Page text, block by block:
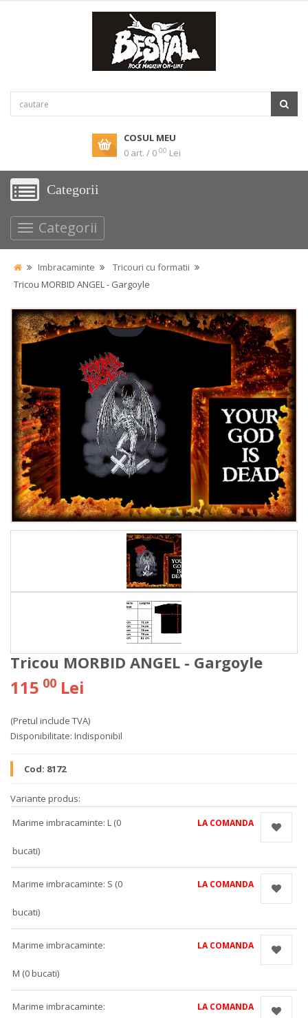
COSUL MEU
0 art. / 0 00 Lei
Categorii
Categorii
Imbracaminte
Tricouri cu formatii
Tricou MORBID ANGEL - Gargoyle
Tricou MORBID ANGEL - Gargoyle
115 00 Lei
(Pretul include TVA)
Disponibilitate: Indisponibil
Cod: 8172
Variante produs:
Marime imbracaminte: L (0
bucati)
LA COMANDA
Marime imbracaminte: S (0
bucati)
LA COMANDA
Marime imbracaminte:
M (0 bucati)
LA COMANDA
Marime imbracaminte: LA COMANDA